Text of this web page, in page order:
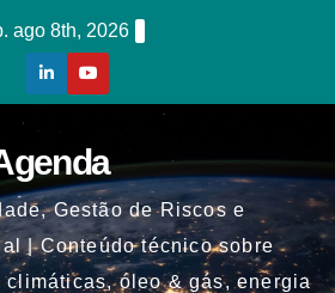
ago 8th, 2026
Gestão de Riscos e
| Conteúdo técnico sobre
climáticas, óleo & gás, energia